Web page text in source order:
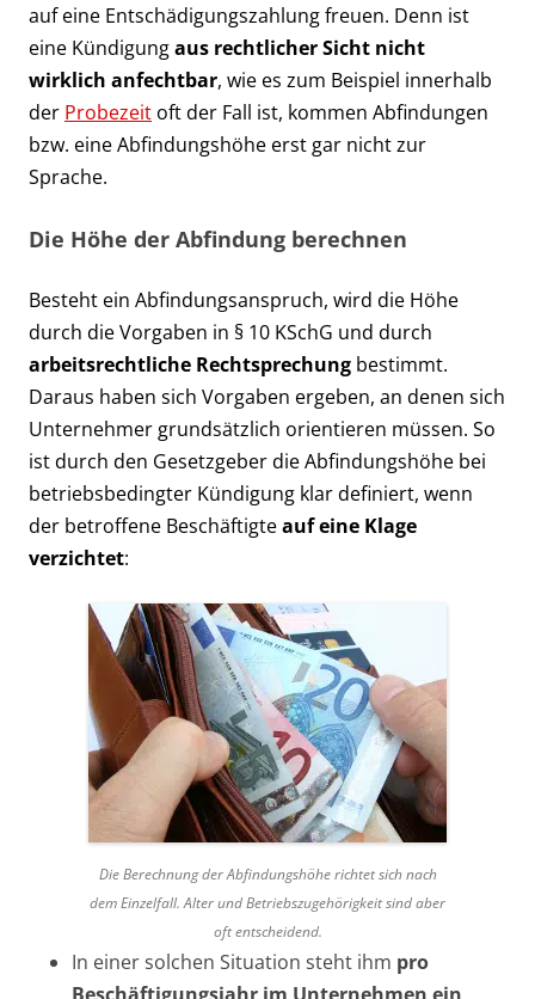
auf eine Entschädigungszahlung freuen. Denn ist
eine Kündigungaus rechtlicher Sicht nicht
wirklich anfechtbar, wie es zum Beispiel innerhalb
der Probezeit oft der Fall ist, kommen Abfindungen
bzw. eine Abfindungshöhe erst gar nicht zur
Sprache.
Die Höhe der Abfindung berechnen
Besteht ein Abfindungsanspruch, wird die Höhe
durch die Vorgaben in § 10 KSchG und durch
arbeitsrechtliche Rechtsprechung bestimmt.
Daraus haben sich Vorgaben ergeben, an denen sich
Unternehmer grundsätzlich orientieren müssen. So
ist durch den Gesetzgeber die Abfindungshöhe bei
betriebsbedingter Kündigung klar definiert, wenn
der betroffene Beschäftigteauf eine Klage
verzichtet:
Die Berechnung der Abfindungshöhe richtet sich nach
dem Einzelfall. Alter und Betriebszugehörigkeit sind aber
oft entscheidend.
In einer solchen Situation steht ihm pro